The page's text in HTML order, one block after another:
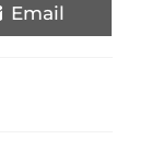
Email